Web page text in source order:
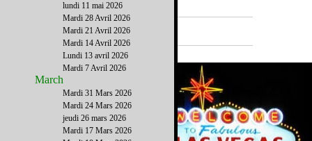
A la Une
lundi 11 mai 2026
Mardi 28 Avril 2026
Mardi 21 Avril 2026
Mardi 14 Avril 2026
Lundi 13 avril 2026
Mardi 7 Avril 2026
March
Mardi 31 Mars 2026
Mardi 24 Mars 2026
jeudi 26 mars 2026
Mardi 17 Mars 2026